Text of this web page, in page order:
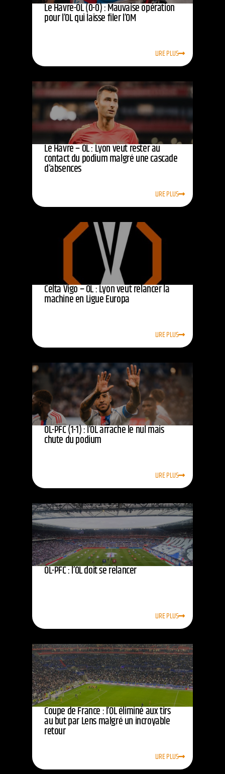
Le Havre-OL (0-0) : Mauvaise opération
pour l’OL qui laisse filer l’OM
LIRE PLUS
Le Havre – OL : Lyon veut rester au
contact du podium malgré une cascade
d’absences
LIRE PLUS
Celta Vigo – OL : Lyon veut relancer la
machine en Ligue Europa
LIRE PLUS
OL-PFC (1-1) : l’OL arrache le nul mais
chute du podium
LIRE PLUS
OL-PFC : l’OL doit se relancer
LIRE PLUS
Coupe de France : l’OL éliminé aux tirs
au but par Lens malgré un incroyable
retour
LIRE PLUS